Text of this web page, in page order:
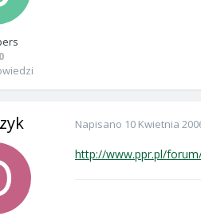
Napisano 10 Kwietnia
http://www.ppr.pl/